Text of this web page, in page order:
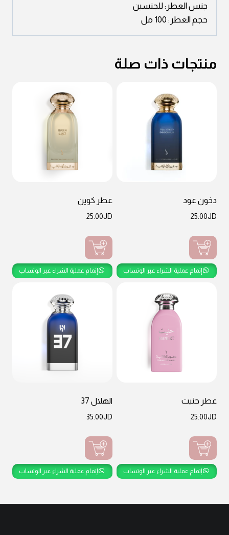
جنس العطر: للجنسين
حجم العطر: 100 مل
منتجات ذات صلة
دخون عود
JD
25.00
إتمام عملية الشراء عبر الوتساب
عطر كوين
JD
25.00
إتمام عملية الشراء عبر الوتساب
عطر حنيت
JD
25.00
إتمام عملية الشراء عبر الوتساب
الهلال 37
JD
35.00
إتمام عملية الشراء عبر الوتساب